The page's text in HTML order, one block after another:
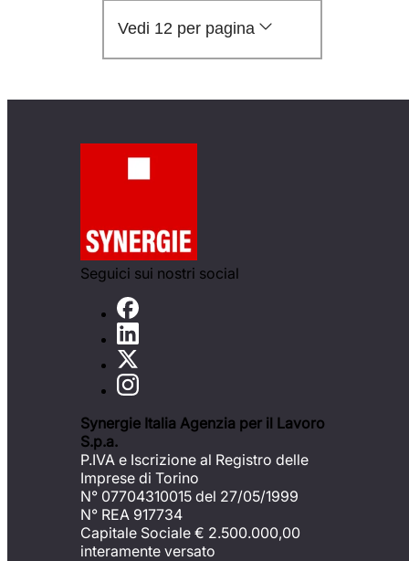
Vedi 12 per pagina
Seguici sui nostri social
Synergie Italia Agenzia per il Lavoro
S.p.a.
P.IVA e Iscrizione al Registro delle
Imprese di Torino
N° 07704310015 del 27/05/1999
N° REA 917734
Capitale Sociale € 2.500.000,00
interamente versato